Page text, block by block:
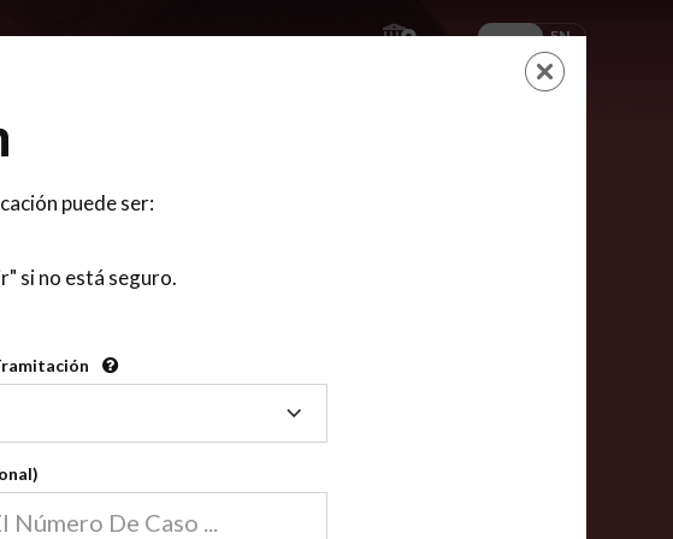
ES EN
LOGIN
de crianza compartida en línea están acreditadas en más de
padres en línea cumplen la mayoría de las normas nacionales
puede ser:
si no está seguro.